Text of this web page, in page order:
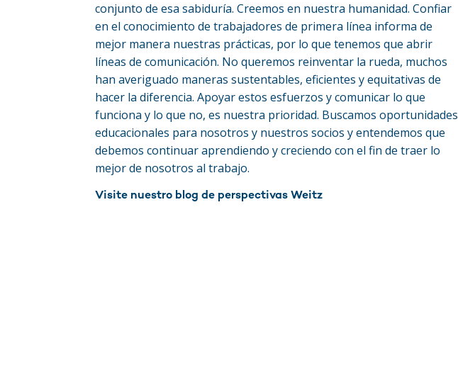
conjunto de esa sabiduría. Creemos en nuestra humanidad. Confiar
en el conocimiento de trabajadores de primera línea informa de
mejor manera nuestras prácticas, por lo que tenemos que abrir
líneas de comunicación. No queremos reinventar la rueda, muchos
han averiguado maneras sustentables, eficientes y equitativas de
hacer la diferencia. Apoyar estos esfuerzos y comunicar lo que
funciona y lo que no, es nuestra prioridad. Buscamos oportunidades
educacionales para nosotros y nuestros socios y entendemos que
debemos continuar aprendiendo y creciendo con el fin de traer lo
mejor de nosotros al trabajo.
Visite nuestro blog de perspectivas Weitz